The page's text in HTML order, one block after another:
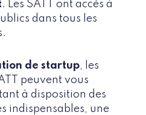
. Les SATT ont accès à
dans tous les
de startup, les
peuvent vous
à disposition des
indispensables, une